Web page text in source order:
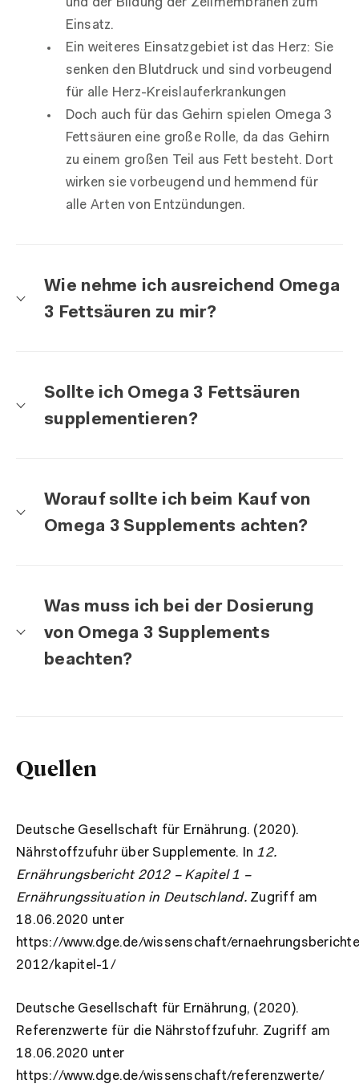
Einsatz.
Ein weiteres Einsatzgebiet ist das Herz: Sie
senken den Blutdruck und sind vorbeugend
für alle Herz-Kreislauferkrankungen
Doch auch für das Gehirn spielen Omega 3
Fettsäuren eine große Rolle, da das Gehirn
zu einem großen Teil aus Fett besteht. Dort
wirken sie vorbeugend und hemmend für
alle Arten von Entzündungen.
Wie nehme ich ausreichend Omega
3 Fettsäuren zu mir?
Sollte ich Omega 3 Fettsäuren
supplementieren?
Worauf sollte ich beim Kauf von
Omega 3 Supplements achten?
Was muss ich bei der Dosierung
von Omega 3 Supplements
beachten?
Quellen
Deutsche Gesellschaft für Ernährung. (2020).
Nährstoffzufuhr über Supplemente. In 12.
Ernährungsbericht 2012 – Kapitel 1 –
Ernährungssituation in Deutschland.Zugriff am
18.06.2020 unter
https://www.dge.de/wissenschaft/
2012/kapitel-1/
Deutsche Gesellschaft für Ernährung, (2020).
Referenzwerte für die Nährstoffzufuhr. Zugriff am
18.06.2020 unter
https://www.dge.de/wissenschaft/referenzwerte/